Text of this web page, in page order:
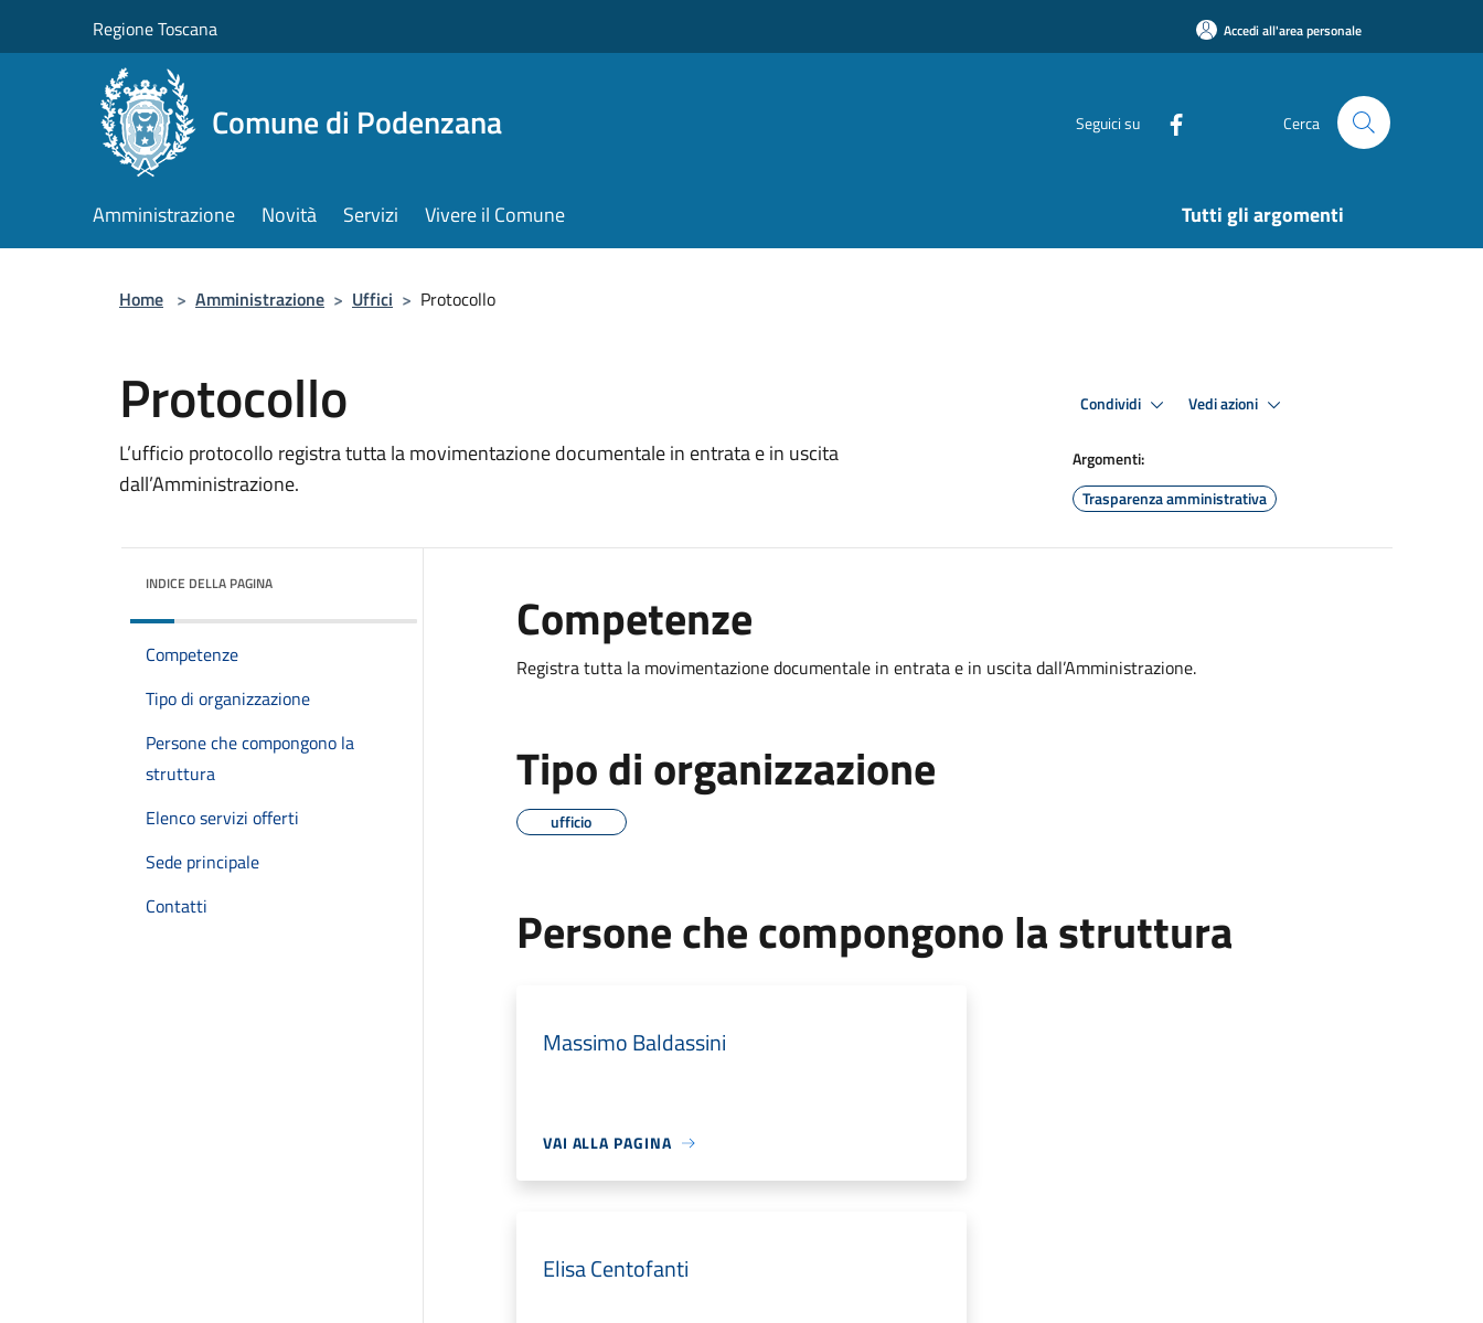
Regione Toscana Accedi all'area personale
Comune di Podenzana Seguici su Cerca
Amministrazione Novità Servizi Vivere il Comune Tutti gli argomenti
Home > Amministrazione > Uffici > Protocollo
Protocollo
L’ufficio protocollo registra tutta la movimentazione documentale in entrata e in uscita
dall’Amministrazione.
Condividi Vedi azioni
Argomenti:
Trasparenza amministrativa
INDICE DELLA PAGINA
Competenze
Tipo di organizzazione
Persone che compongono la
struttura
Elenco servizi offerti
Sede principale
Contatti
Competenze
Registra tutta la movimentazione documentale in entrata e in uscita dall’Amministrazione.
Tipo di organizzazione
ufficio
Persone che compongono la struttura
Massimo Baldassini
VAI ALLA PAGINA
Elisa Centofanti